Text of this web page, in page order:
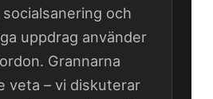
och
uppdrag använder
Grannarna
veta – vi diskuterar